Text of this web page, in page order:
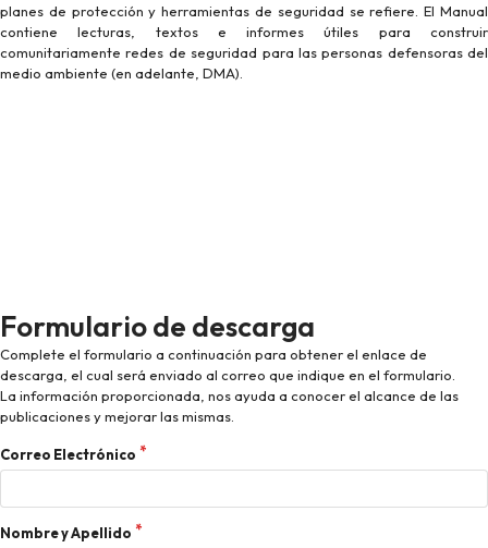
planes de protección y herramientas de seguridad se refiere. El Manual
contiene lecturas, textos e informes útiles para construir
comunitariamente redes de seguridad para las personas defensoras del
medio ambiente (en adelante, DMA).
Formulario de descarga
Complete el formulario a continuación para obtener el enlace de
descarga, el cual será enviado al correo que indique en el formulario.
La información proporcionada, nos ayuda a conocer el alcance de las
publicaciones y mejorar las mismas.
Correo Electrónico
Nombre y Apellido